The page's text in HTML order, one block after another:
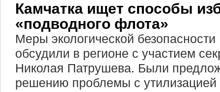
Камчатка ищет способы
«подводного флота»
Меры экологической безопасности
обсудили в регионе с участием
Николая Патрушева. Были
решению проблемы с утилизацией